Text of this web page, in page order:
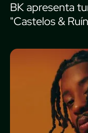
BK apresenta
"Castelos &